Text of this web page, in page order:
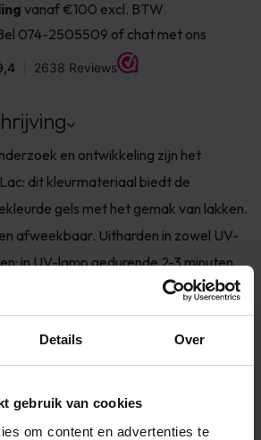
Details Over
gebruik van cookies
om content en advertenties te
vanaf €100 excl. BTW
074-2505509 of chat met ons
en ontwikkeling zijn het
dit kleurmateriaal biedt de
gels met het gemak van lakken.
afweekbaar. Uitharden in zowel UV-
in UV-lamp gedurende 2-3 minuten,
gebruiken op zowel kunstnagels als